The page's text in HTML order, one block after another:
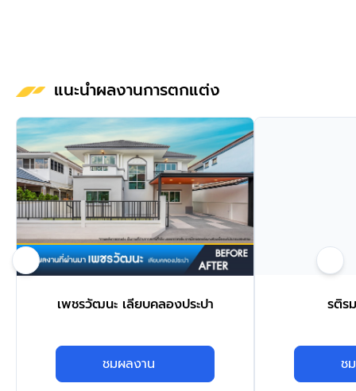
แนะนำผลงานการตกแต่ง
เพชรวัฒนะ เลียบคลองประปา
ชมผลงาน
รติร
ช